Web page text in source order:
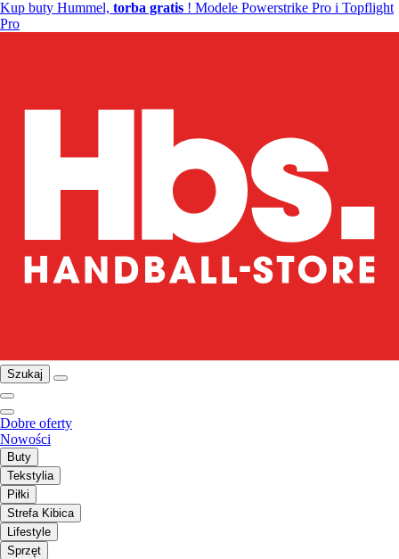
Kup buty Hummel, torba gratis ! Modele Powerstrike Pro i Topflight
Pro
Szukaj
Dobre oferty
Nowości
Buty
Tekstylia
Piłki
Strefa Kibica
Lifestyle
Sprzęt